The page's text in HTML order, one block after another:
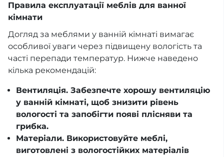
Правила експлуатації меблів для ванної
кімнати
Догляд за меблями у ванній кімнаті вимагає
особливої уваги через підвищену вологість та
часті перепади температур. Нижче наведено
кілька рекомендацій:
Вентиляція. Забезпечте хорошу вентиляцію
у ванній кімнаті, щоб знизити рівень
вологості та запобігти появі плісняви та
грибка.
Матеріали. Використовуйте меблі,
виготовлені з вологостійких матеріалів